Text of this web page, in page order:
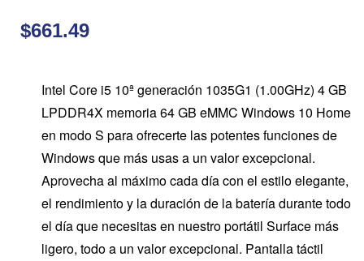
$661.49
Intel Core i5 10ª generación 1035G1 (1.00GHz) 4 GB
LPDDR4X memoria 64 GB eMMC Windows 10 Home
en modo S para ofrecerte las potentes funciones de
Windows que más usas a un valor excepcional.
Aprovecha al máximo cada día con el estilo elegante,
el rendimiento y la duración de la batería durante todo
el día que necesitas en nuestro portátil Surface más
ligero, todo a un valor excepcional. Pantalla táctil